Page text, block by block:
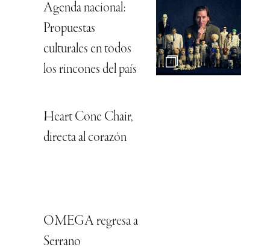
Agenda nacional:
Propuestas
culturales en todos
los rincones del país
Heart Cone Chair,
directa al corazón
OMEGA regresa a
Serrano